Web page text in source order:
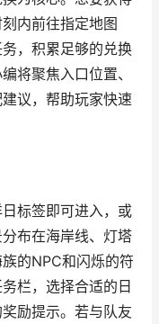
内前往指定地图
，积累足够的兑换
将聚焦入口位置、
议，帮助玩家快速
标签即可进入，或
布在海岸线、灯塔
的NPC和闪烁的符
栏，选择合适的日
励提示。若与队友